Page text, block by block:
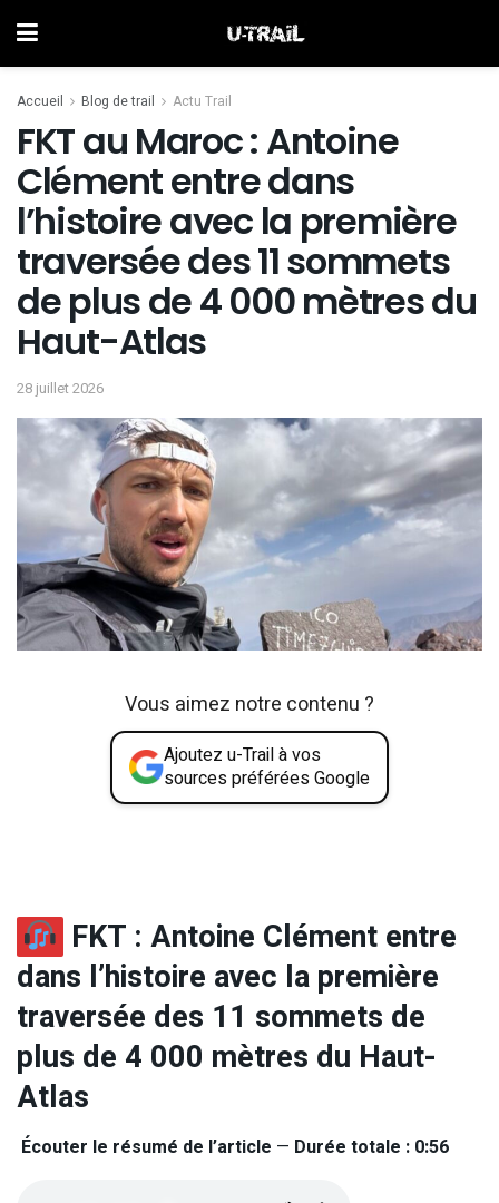
Accueil Blog de trail Actu Trail
FKT au Maroc : Antoine
Clément entre dans
l’histoire avec la première
traversée des 11 sommets
de plus de 4 000 mètres du
Haut-Atlas
28 juillet 2026
Vous aimez notre contenu ?
Ajoutez u-Trail à vos
sources préférées Google
FKT : Antoine Clément entre
dans l’histoire avec la première
traversée des 11 sommets de
plus de 4 000 mètres du Haut-
Atlas
Écouter le résumé de l’article — Durée totale : 0:56